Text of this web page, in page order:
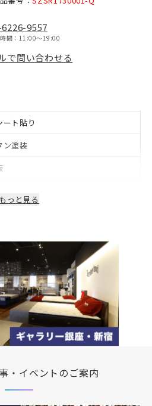
9557
間：11:00〜19:00
で問い合わせる
ート貼り
ン塗装
もっと見る
・イベントのご案内